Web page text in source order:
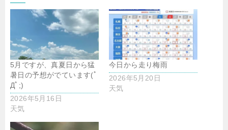
5月ですが、真夏日から猛
暑日の予想がでています(ﾟ
Дﾟ;)
2026年5月16日
天気
今日から走り梅雨
2026年5月20日
天気